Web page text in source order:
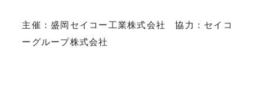
主催：盛岡セイコー工業株式会社 協力：セイコ
ーグループ株式会社